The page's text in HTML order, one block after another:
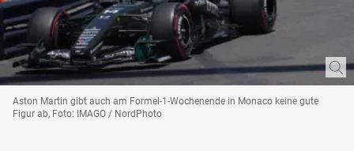
Aston Martin gibt auch am Formel-1-Wochenende in Monaco keine gute
Figur ab, Foto: IMAGO / NordPhoto